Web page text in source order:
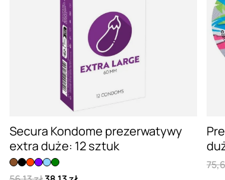
Secura Kondome prezerwatywy
extra duże: 12 sztuk